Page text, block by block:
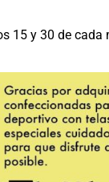
15 y 30 de